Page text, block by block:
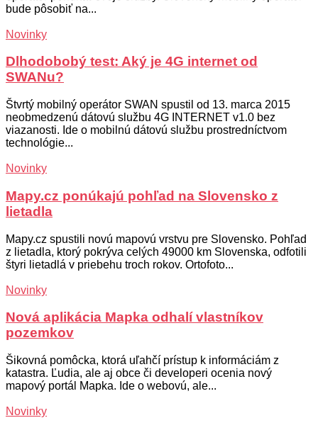
bude pôsobiť na...
Novinky
Dlhodobobý test: Aký je 4G internet od
SWANu?
Štvrtý mobilný operátor SWAN spustil od 13. marca 2015
neobmedzenú dátovú službu 4G INTERNET v1.0 bez
viazanosti. Ide o mobilnú dátovú službu prostredníctvom
technológie...
Novinky
Mapy.cz ponúkajú pohľad na Slovensko z
lietadla
Mapy.cz spustili novú mapovú vrstvu pre Slovensko. Pohľad
z lietadla, ktorý pokrýva celých 49000 km Slovenska, odfotili
štyri lietadlá v priebehu troch rokov. Ortofoto...
Novinky
Nová aplikácia Mapka odhalí vlastníkov
pozemkov
Šikovná pomôcka, ktorá uľahčí prístup k informáciám z
katastra. Ľudia, ale aj obce či developeri ocenia nový
mapový portál Mapka. Ide o webovú, ale...
Novinky